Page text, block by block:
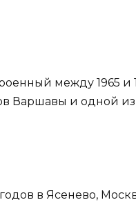
между 1965 и
Варшавы и одной из
в Ясенево,